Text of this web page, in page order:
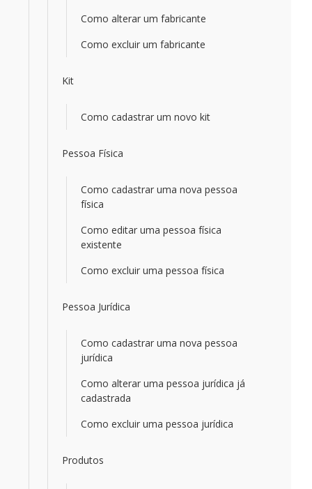
Como alterar um fabricante
Como excluir um fabricante
Kit
Como cadastrar um novo kit
Pessoa Física
Como cadastrar uma nova pessoa
física
Como editar uma pessoa física
existente
Como excluir uma pessoa física
Pessoa Jurídica
Como cadastrar uma nova pessoa
jurídica
Como alterar uma pessoa jurídica já
cadastrada
Como excluir uma pessoa jurídica
Produtos